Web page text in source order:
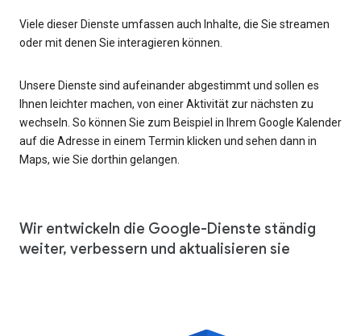
Viele dieser Dienste umfassen auch Inhalte, die Sie streamen
oder mit denen Sie interagieren können.
Unsere Dienste sind aufeinander abgestimmt und sollen es
Ihnen leichter machen, von einer Aktivität zur nächsten zu
wechseln. So können Sie zum Beispiel in Ihrem Google Kalender
auf die Adresse in einem Termin klicken und sehen dann in
Maps, wie Sie dorthin gelangen.
Wir entwickeln die Google-Dienste ständig
weiter, verbessern und aktualisieren sie